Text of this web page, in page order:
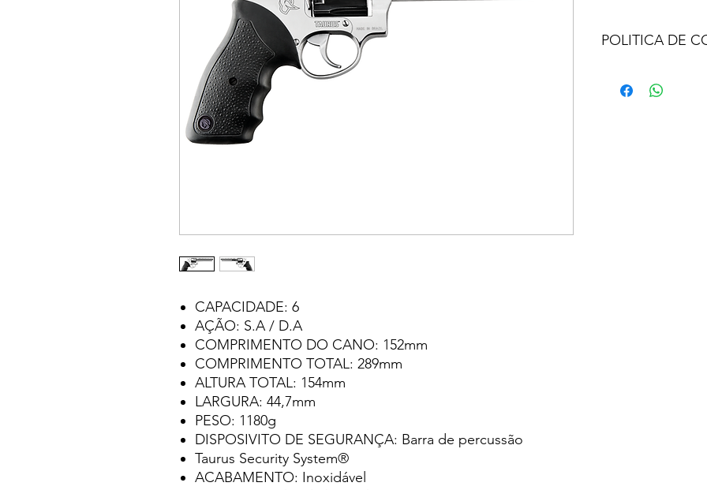
CAPACIDADE: 6
AÇÃO: S.A / D.A
COMPRIMENTO DO CANO: 152mm
COMPRIMENTO TOTAL: 289mm
ALTURA TOTAL: 154mm
LARGURA: 44,7mm
PESO: 1180g
DISPOSIVITO DE SEGURANÇA: Barra de percussão
Taurus Security System®
ACABAMENTO: Inoxidável
POLITICA DE
POR